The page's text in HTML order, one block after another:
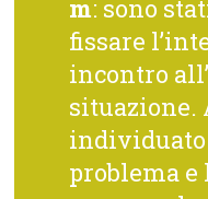
m: sono
fissare
incontro
situazione.
problema